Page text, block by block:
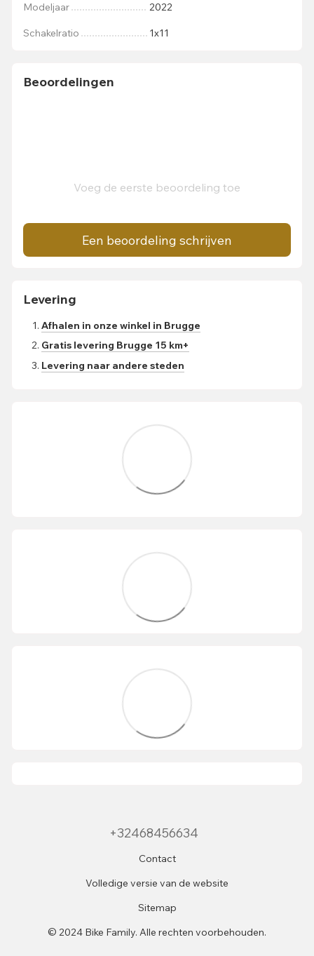
Modeljaar 2022
Schakelratio 1х11
Beoordelingen
Voeg de eerste beoordeling toe
Een beoordeling schrijven
Levering
Afhalen in onze winkel in Brugge
Gratis levering Brugge 15 km+
Levering naar andere steden
+32468456634
Contact
Volledige versie van de website
Sitemap
© 2024 Bike Family. Alle rechten voorbehouden.